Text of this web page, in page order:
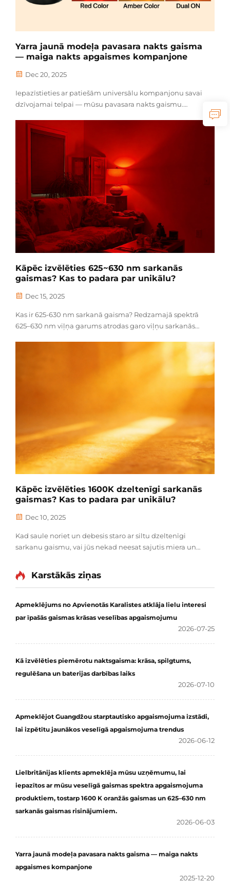
Yarra jaunā modeļa pavasara nakts gaisma
— maiga nakts apgaismes kompanjone
Dec 20, 2025
Iepazīstieties ar patiešām universālu kompanjonu savai
dzīvojamai telpai — mūsu pavasara nakts gaismu.
jebkurā mājas stūrī, tā sniedz iespēju radīt ideālu
apgaismojumu jebkuram brīdim. Izvēlieties...
Kāpēc izvēlēties 625~630 nm sarkanās
gaismas? Kas to padara par unikālu?
Dec 15, 2025
Kas ir 625-630 nm sarkanā gaisma? Redzamajā spektrā
625–630 nm viļņa garums atrodas garo viļņu sarkanās
infrasarkanās gaismas robežai. Šim sarkanās gaismas
diapazonam piemīt īpašības — tā efektīvi tiek absorbēta
Kāpēc izvēlēties 1600K dzeltenīgi sarkanās
gaismas? Kas to padara par unikālu?
Dec 10, 2025
Kad saule noriet un debesis staro ar siltu dzeltenīgi
sarkanu gaismu, vai jūs nekad neesat sajutis miera un
dzeltenīgi sarkanā gaisma var ienest jūsu dzīvē. Kas ir
1600K dzeltenīgi sarkanā gaisma? Krāsu temperatūra
Karstākās ziņas
Apmeklējums no Apvienotās Karalistes atklāja lielu interesi
par īpašās gaismas krāsas veselības apgaismojumu
2026-07-25
Kā izvēlēties piemērotu naktsgaisma: krāsa, spilgtums,
regulēšana un baterijas darbības laiks
2026-07-10
Apmeklējot Guangdžou starptautisko apgaismojuma izstādi,
lai izpētītu jaunākos veselīgā apgaismojuma trendus
2026-06-12
Lielbritānijas klients apmeklēja mūsu uzņēmumu, lai
iepazītos ar mūsu veselīgā gaismas spektra apgaismojuma
produktiem, tostarp 1600 K oranžās gaismas un 625–630 nm
sarkanās gaismas risinājumiem.
2026-06-03
Yarra jaunā modeļa pavasara nakts gaisma — maiga nakts
apgaismes kompanjone
2025-12-20